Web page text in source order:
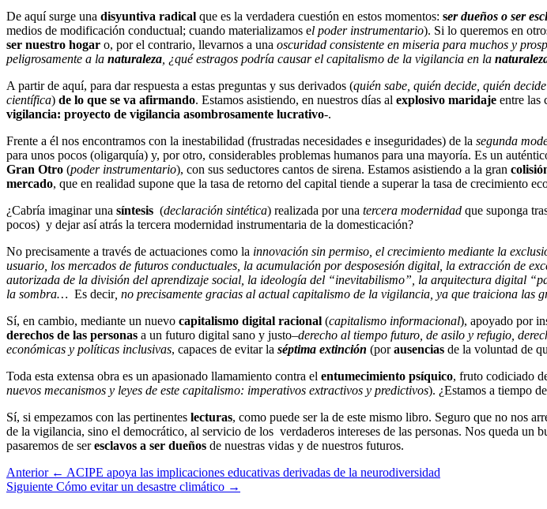
De aquí surge una disyuntiva radical que es la verdadera cuestión en estos momentos: ser dueños o ser
medios de modificación conductual; cuando materializamos el poder instrumentario). Si lo queremos en
ser nuestro hogar o, por el contrario, llevarnos a una oscuridad consistente en miseria para muchos y
peligrosamente a la naturaleza , ¿qué estragos podría causar el capitalismo de la vigilancia en la
A partir de aquí, para dar respuesta a estas preguntas y sus derivados (quién sabe, quién decide, quién
científica) de lo que se va afirmando. Estamos asistiendo, en nuestros días al explosivo maridaje entre las
vigilancia: proyecto de vigilancia asombrosamente lucrativo-.
Frente a él nos encontramos con la inestabilidad (frustradas necesidades e inseguridades) de la segunda
para unos pocos (oligarquía) y, por otro, considerables problemas humanos para una mayoría. Es un
Gran Otro (poder instrumentario), con sus seductores cantos de sirena. Estamos asistiendo a la gran
mercado, que en realidad supone que la tasa de retorno del capital tiende a superar la tasa de crecimiento
¿Cabría imaginar una síntesis (declaración sintética) realizada por una tercera modernidad que suponga
pocos) y dejar así atrás la tercera modernidad instrumentaria de la domesticación?
No precisamente a través de actuaciones como la innovación sin permiso, el crecimiento mediante la
usuario, los mercados de futuros conductuales, la acumulación por desposesión digital, la extracción de
autorizada de la división del aprendizaje social, la ideología del “inevitabilismo”, la arquitectura digital
la sombra… Es decir, no precisamente gracias al actual capitalismo de la vigilancia, ya que traiciona las
Sí, en cambio, mediante un nuevo capitalismo digital racional (capitalismo informacional), apoyado por
derechos de las personas a un futuro digital sano y justo–derecho al tiempo futuro, de asilo y refugio,
económicas y políticas inclusivas, capaces de evitar la séptima extinción (porausencias de la voluntad de
Toda esta extensa obra es un apasionado llamamiento contra el entumecimiento psíquico, fruto codiciado
nuevos mecanismos y leyes de este capitalismo: imperativos extractivos y predictivos). ¿Estamos a tiempo
Sí, si empezamos con las pertinentes lecturas, como puede ser la de este mismo libro. Seguro que no nos
de la vigilancia, sino el democrático, al servicio de los verdaderos intereses de las personas. Nos queda un
pasaremos de seresclavos a ser dueños de nuestras vidas y de nuestros futuros.
Anterior ← ACIPE apoya las implicaciones educativas derivadas de la neurodiversidad
Siguiente Cómo evitar un desastre climático →